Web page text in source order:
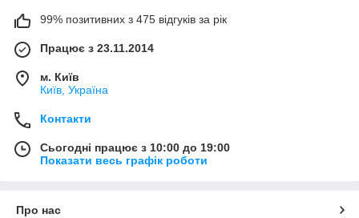
99% позитивних з 475 відгуків за рік
Працює з 23.11.2014
м. Київ
Київ, Україна
Контакти
Сьогодні працює з 10:00 до 19:00
Показати весь графік роботи
Про нас